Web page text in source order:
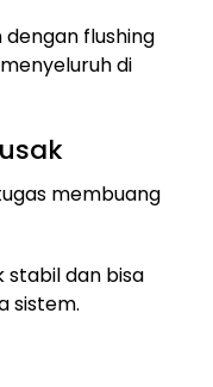
dengan flushing
di
membuang
stabil dan bisa
sistem.